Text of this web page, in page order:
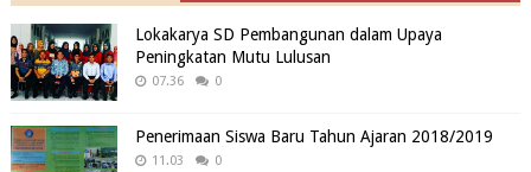
Lokakarya SD Pembangunan dalam Upaya
Peningkatan Mutu Lulusan
07.36 0
Penerimaan Siswa Baru Tahun Ajaran 2018/2019
11.03 0